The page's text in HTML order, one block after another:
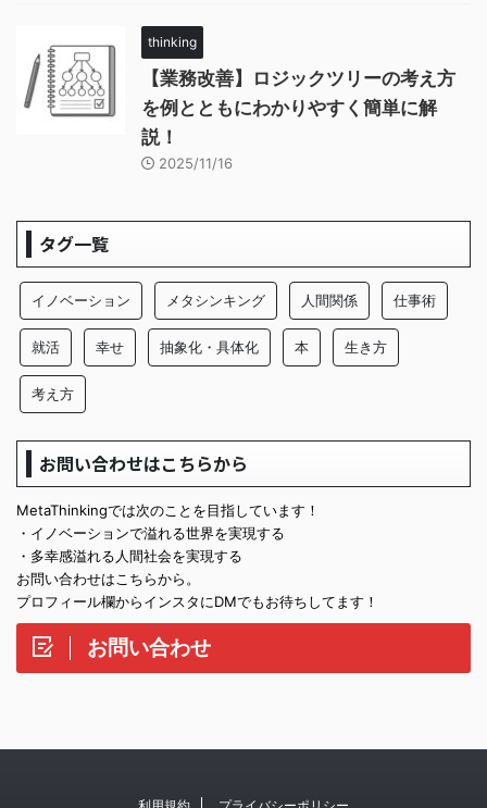
thinking
【業務改善】ロジックツリーの考え方
を例とともにわかりやすく簡単に解
説！
2025/11/16
タグ一覧
イノベーション メタシンキング 人間関係 仕事術
就活 幸せ 抽象化・具体化 本 生き方
考え方
お問い合わせはこちらから
MetaThinkingでは次のことを目指しています！
・イノベーションで溢れる世界を実現する
・多幸感溢れる人間社会を実現する
お問い合わせはこちらから。
プロフィール欄からインスタにDMでもお待ちしてます！
お問い合わせ